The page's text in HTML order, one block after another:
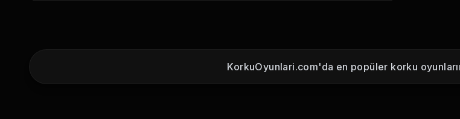
KorkuOyunlari.com'da en popüler korku